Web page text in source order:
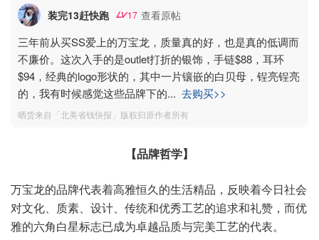
装完13赶快跑 17 查看原帖
三年前从买SS爱上的万宝龙，质量真的好，也是真的低调而
不廉价。这次入手的是outlet打折的银饰，手链$88，耳环
$94，经典的logo形状的，其中一片镶嵌的白贝母，锃亮锃亮
的，我有时候感觉这些品牌下的... 去购买>>
晒货来自「北美省钱快报」版权归原作者所有
【品牌哲学】
万宝龙的品牌代表着高雅恒久的生活精品，反映着今日社会
对文化、质素、设计、传统和优秀工艺的追求和礼赞，而优
雅的六角白星标志已成为卓越品质与完美工艺的代表。